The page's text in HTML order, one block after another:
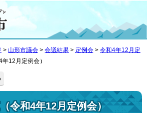
> 山形市議会 > 会議結果 > 定例会 > 令和4年12月定
12月定例会）
令和4年12月定例会）